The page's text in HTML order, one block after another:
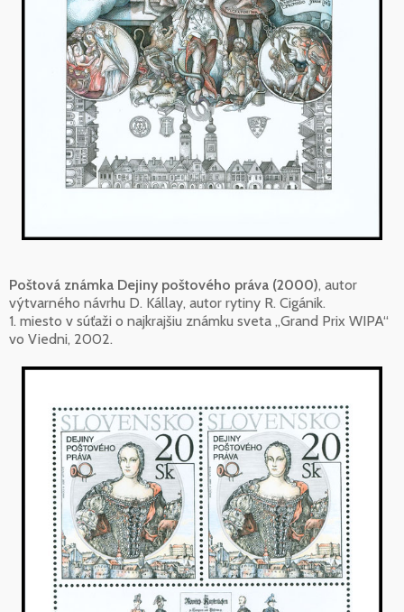
Poštová známka Dejiny poštového práva (2000), autor
výtvarného návrhu D. Kállay, autor rytiny R. Cigánik.
1. miesto v súťaži o najkrajšiu známku sveta „Grand Prix WIPA“
vo Viedni, 2002.